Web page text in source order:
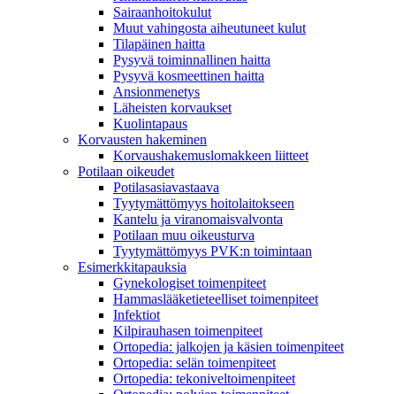
Sairaanhoitokulut
Muut vahingosta aiheutuneet kulut
Tilapäinen haitta
Pysyvä toiminnallinen haitta
Pysyvä kosmeettinen haitta
Ansionmenetys
Läheisten korvaukset
Kuolintapaus
Korvausten hakeminen
Korvaushakemuslomakkeen liitteet
Potilaan oikeudet
Potilasasiavastaava
Tyytymättömyys hoitolaitokseen
Kantelu ja viranomaisvalvonta
Potilaan muu oikeusturva
Tyytymättömyys PVK:n toimintaan
Esimerkkitapauksia
Gynekologiset toimenpiteet
Hammaslääketieteelliset toimenpiteet
Infektiot
Kilpirauhasen toimenpiteet
Ortopedia: jalkojen ja käsien toimenpiteet
Ortopedia: selän toimenpiteet
Ortopedia: tekoniveltoimenpiteet